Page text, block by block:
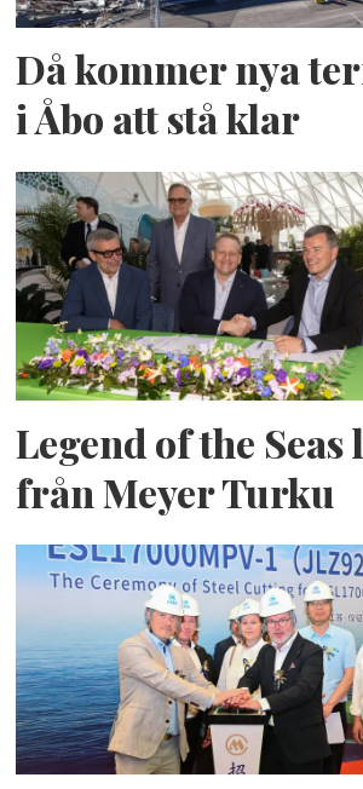
Då kommer nya
i Åbo att stå klar
Legend of the
från Meyer Turku